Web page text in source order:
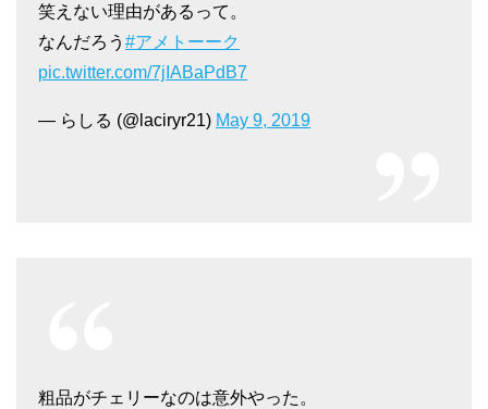
笑えない理由があるって。
なんだろう #アメトーーク
pic.twitter.com/7jIABaPdB7
— らしる (@laciryr21) May 9, 2019
粗品がチェリーなのは意外やった。